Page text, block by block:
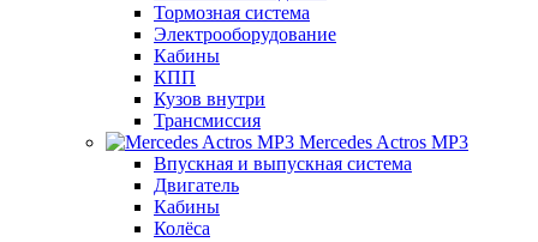
Тормозная система
Электрооборудование
Кабины
КПП
Кузов внутри
Трансмиссия
Mercedes Actros MP3
Впускная и выпускная система
Двигатель
Кабины
Колёса